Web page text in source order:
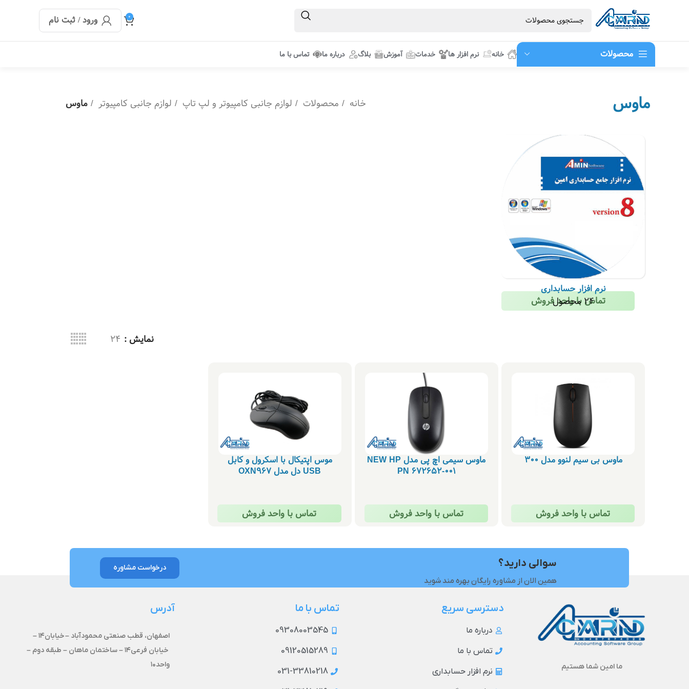
0 ورود / ثبت نام
محصولات خانه نرم افزار ها خدمات آموزش بلاگ درباره ما تماس با ما
ماوس خانه محصولات لوازم جانبی کامپیوتر و لپ تاپ لوازم جانبی کامپیوتر ماوس
نرم افزار حسابداری
24 محصول
تماس با واحد فروش
نمایش 24
ماوس بی سیم لنوو مدل 300
تماس با واحد فروش
ماوس سیمی اچ پی مدل NEW HP
PN 672652-001
تماس با واحد فروش
موس اپتیکال با اسکرول و کابل
USB دل مدل OXN967
تماس با واحد فروش
سوالی دارید؟
همین الان از مشاوره رایگان بهره مند شوید
درخواست مشاوره
ما امین شما هستیم
دسترسی سریع
درباره ما
تماس با ما
نرم افزار حسابداری
تماس با ما
09308003545
09120515289
031-33810218
آدرس
اصفهان، قطب صنعتی محمودآباد –
خیابان۱۴ –
خیابان فرعی۱۴ – ساختمان ماهان – طبقه دوم –
واحد۱۰